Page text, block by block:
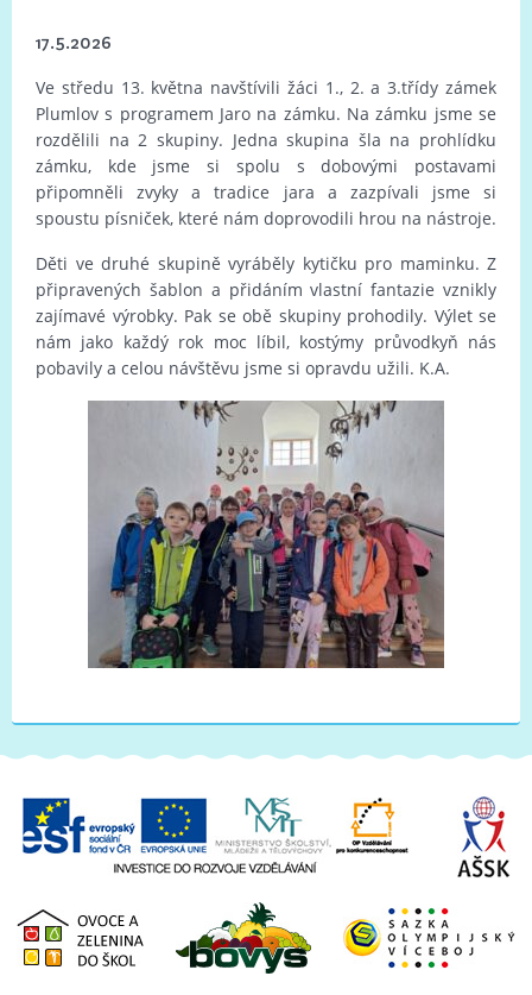
17.5.2026
Ve středu 13. května navštívili žáci 1., 2. a 3.třídy zámek
Plumlov s programem Jaro na zámku. Na zámku jsme se
rozdělili na 2 skupiny. Jedna skupina šla na prohlídku
zámku, kde jsme si spolu s dobovými postavami
připomněli zvyky a tradice jara a zazpívali jsme si
spoustu písniček, které nám doprovodili hrou na nástroje.
Děti ve druhé skupině vyráběly kytičku pro maminku. Z
připravených šablon a přidáním vlastní fantazie vznikly
zajímavé výrobky. Pak se obě skupiny prohodily. Výlet se
nám jako každý rok moc líbil, kostýmy průvodkyň nás
pobavily a celou návštěvu jsme si opravdu užili. K.A.